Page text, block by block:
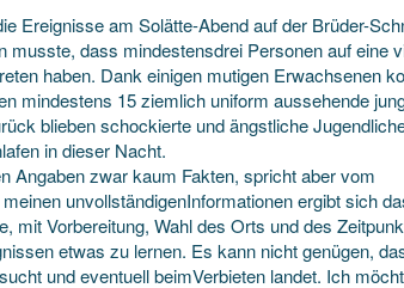
Ereignisse am Solätte-Abend auf der Brüder-
dass mindestensdrei Personen auf eine
haben. Dank einigen mutigen Erwachsenen
mindestens 15 ziemlich uniform aussehende
blieben schockierte und ängstliche
in dieser Nacht.
Angaben zwar kaum Fakten, spricht aber vom
unvollständigenInformationen ergibt sich
mit Vorbereitung, Wahl des Orts und des
etwas zu lernen. Es kann nicht genügen,
und eventuell beimVerbieten landet. Ich